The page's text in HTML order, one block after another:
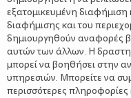
εξατομικευμένη
διαφήμισης και του
δημιουργηθούν αναφορές
αυτών των άλλων. Η
μπορεί να βοηθήσει στην
υπηρεσιών. Μπορείτε να
περισσότερες